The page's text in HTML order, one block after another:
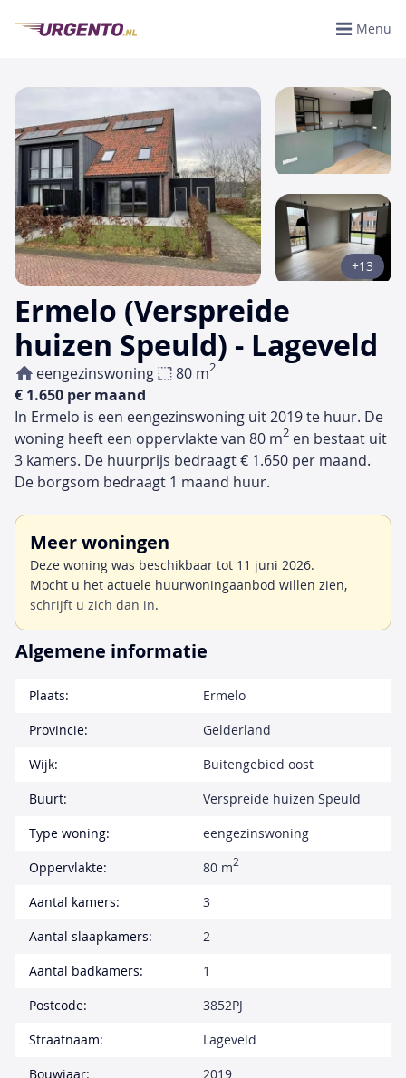
Menu
Ermelo (Verspreide
huizen Speuld) - Lageveld
eengezinswoning 80 m2
€ 1.650 per maand
+13
In Ermelo is een eengezinswoning uit 2019 te huur. De
woning heeft een oppervlakte van 80 m2 en bestaat uit
3 kamers. De huurprijs bedraagt € 1.650 per maand.
De borgsom bedraagt 1 maand huur.
Meer woningen
Deze woning was beschikbaar tot 11 juni 2026.
Mocht u het actuele huurwoningaanbod willen zien,
schrijft u zich dan in.
Algemene informatie
Plaats:
Ermelo
Provincie:
Gelderland
Wijk:
Buitengebied oost
Buurt:
Verspreide huizen Speuld
Type woning:
eengezinswoning
Oppervlakte:
80 m2
Aantal kamers:
3
Aantal slaapkamers:
2
Aantal badkamers:
1
Postcode:
3852PJ
Straatnaam:
Lageveld
Bouwjaar:
2019